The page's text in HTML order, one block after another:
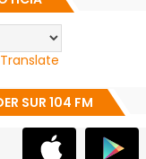
Translate
SUR 104 FM